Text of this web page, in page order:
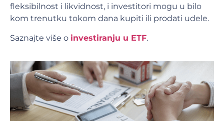
fleksibilnost i likvidnost, i investitori mogu u bilo
kom trenutku tokom dana kupiti ili prodati udele.
Saznajte više o investiranju u ETF.